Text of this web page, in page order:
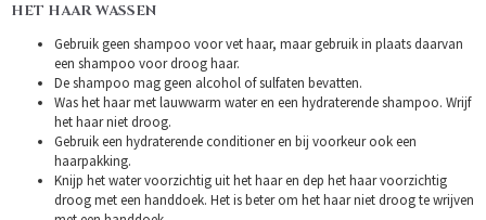
HET HAAR WASSEN
Gebruik geen shampoo voor vet haar, maar gebruik in plaats daarvan
een shampoo voor droog haar.
De shampoo mag geen alcohol of sulfaten bevatten.
Was het haar met lauwwarm water en een hydraterende shampoo. Wrijf
het haar niet droog.
Gebruik een hydraterende conditioner en bij voorkeur ook een
haarpakking.
Knijp het water voorzichtig uit het haar en dep het haar voorzichtig
droog met een handdoek. Het is beter om het haar niet droog te wrijven